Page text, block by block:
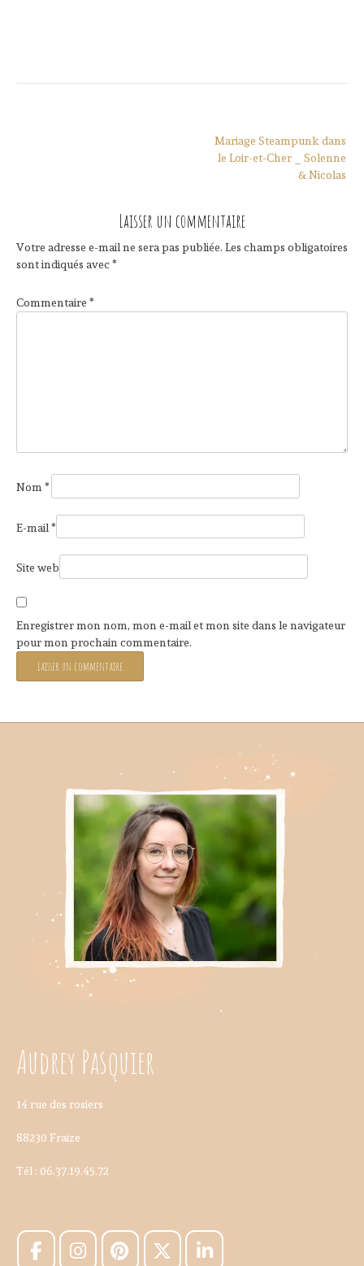
Mariage Steampunk dans
le Loir-et-Cher _ Solenne
& Nicolas
Laisser un commentaire
Votre adresse e-mail ne sera pas publiée. Les champs obligatoires
sont indiqués avec *
Commentaire *
Nom*
E-mail *
Site web
Enregistrer mon nom, mon e-mail et mon site dans le navigateur
pour mon prochain commentaire.
Audrey Pasquier
14 rue des rosiers
88230 Fraize
Tél : 06.37.19.45.72